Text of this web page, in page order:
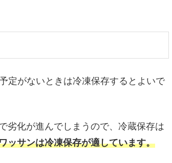
定がないときは冷凍保存するとよいで
劣化が進んでしまうので、冷蔵保存は
ッサンは冷凍保存が適しています。